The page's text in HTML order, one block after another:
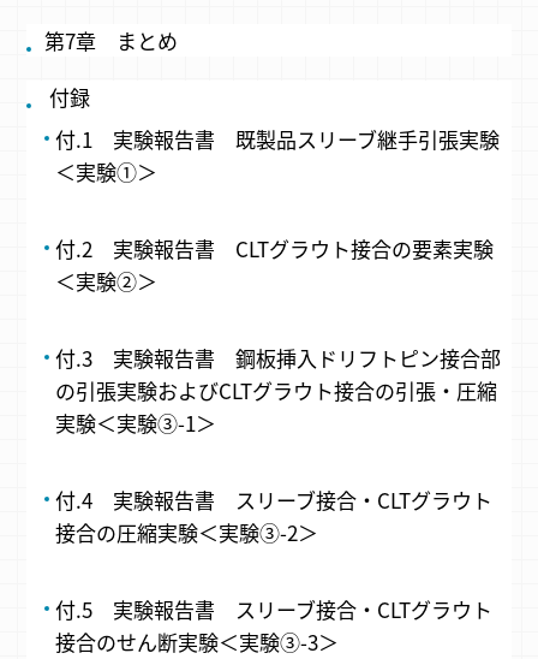
第7章 まとめ
​付録
付.1 実験報告書 既製品スリーブ継手引張実験
＜実験①＞
付.2 実験報告書 CLTグラウト接合の要素実験
＜実験②＞
付.3 実験報告書 鋼板挿入ドリフトピン接合部
の引張実験およびCLTグラウト接合の引張・圧縮
実験＜実験③-1＞
付.4 実験報告書 スリーブ接合・CLTグラウト
接合の圧縮実験＜実験③-2＞
付.5 実験報告書 スリーブ接合・CLTグラウト
接合のせん断実験＜実験③-3＞